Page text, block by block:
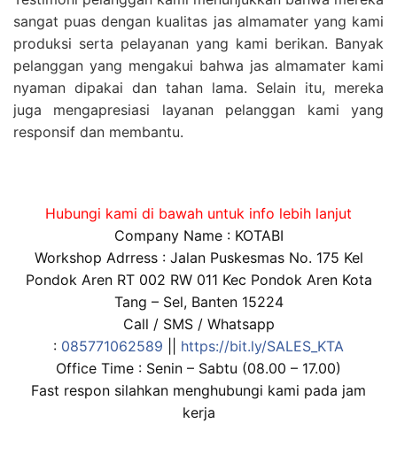
sangat puas dengan kualitas jas almamater yang kami
produksi serta pelayanan yang kami berikan. Banyak
pelanggan yang mengakui bahwa jas almamater kami
nyaman dipakai dan tahan lama. Selain itu, mereka
juga mengapresiasi layanan pelanggan kami yang
responsif dan membantu.
Hubungi kami di bawah untuk info lebih lanjut
Company Name : KOTABI
Workshop Adrress : Jalan Puskesmas No. 175 Kel
Pondok Aren RT 002 RW 011 Kec Pondok Aren Kota
Tang – Sel, Banten 15224
Call / SMS / Whatsapp
: 085771062589
https://bit.ly/SALES_KTA
Office Time : Senin – Sabtu (08.00 – 17.00)
Fast respon silahkan menghubungi kami pada jam
kerja